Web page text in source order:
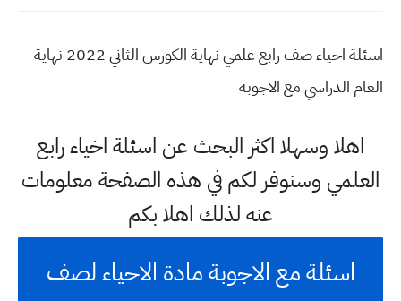
اسئلة احياء صف رابع علمي نهاية الكورس الثاني 2022 نهاية
العام الدراسي مع الاجوبة
اهلا وسهلا اكثر البحث عن اسئلة اخياء رابع
العلمي وسنوفر لكم في هذه الصفحة معلومات
عنه لذلك اهلا بكم
اسئلة مع الاجوبة مادة الاحياء لصف